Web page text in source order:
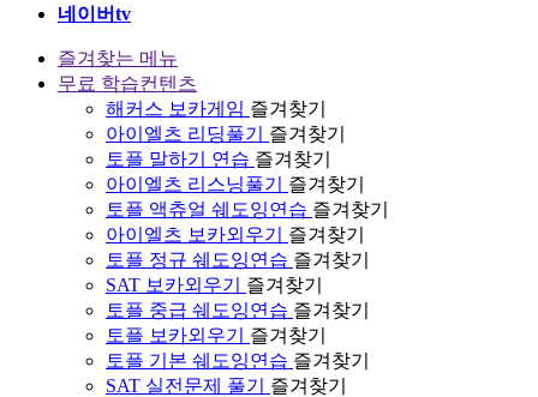
네이버tv
즐겨찾는 메뉴
무료 학습컨텐츠
해커스 보카게임 즐겨찾기
아이엘츠 리딩풀기
즐겨찾기
토플 말하기 연습 즐겨찾기
아이엘츠 리스닝풀기
즐겨찾기
토플 액츄얼 쉐도잉연습 즐겨찾기
아이엘츠 보카외우기
즐겨찾기
토플 정규 쉐도잉연습 즐겨찾기
SAT 보카외우기
즐겨찾기
토플 중급 쉐도잉연습 즐겨찾기
토플 보카외우기
즐겨찾기
토플 기본 쉐도잉연습 즐겨찾기
SAT 실전문제 풀기
즐겨찾기